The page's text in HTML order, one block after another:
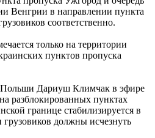
Венгрии в направлении пункта
соответственно.
только на территории
пунктов пропуска
Дариуш Климчак в эфире
разблокированных пунктах
границе стабилизируется в
должны исчезнуть